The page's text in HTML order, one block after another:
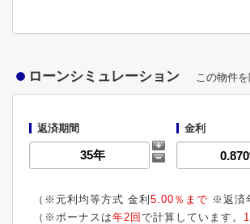
ローンシミュレーション この物件
返済期間 金利
（※元利均等方式 金利 5.00％まで ※返済
（※ボーナスは年2回 で計算しています。